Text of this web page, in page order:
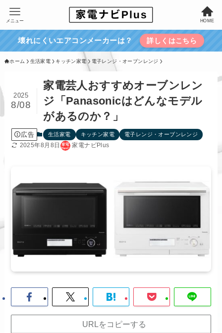
HOME
メニュー
壊れにくいエアコンメーカーは？ 詳しくはこちら
ホーム 生活家電 キッチン家電 電子レンジ・オーブンレンジ
家電芸人おすすめオーブンレン
ジ「Panasonicはどんなモデル
があるのか？」
2025
8/08
広告 生活家電 キッチン家電 電子レンジ・オーブンレンジ
2025年8月8日 家電ナビPlus
URLをコピーする